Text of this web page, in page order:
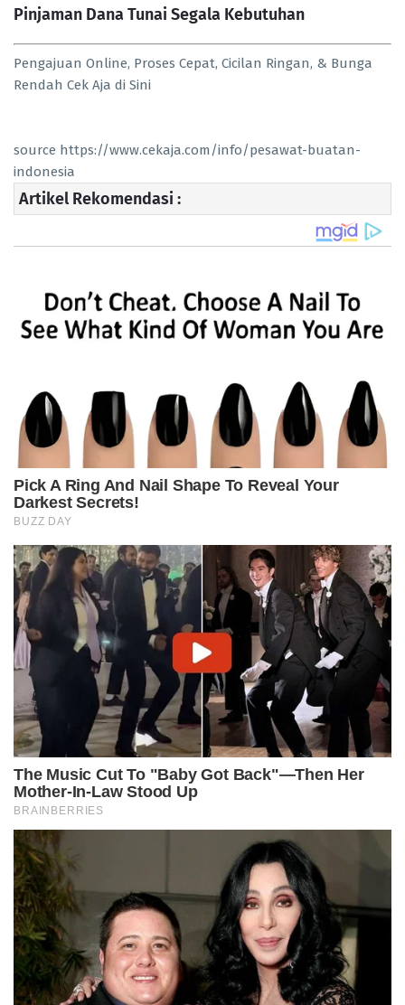
Pinjaman Dana Tunai Segala Kebutuhan
Pengajuan Online, Proses Cepat, Cicilan Ringan, & Bunga
Rendah Cek Aja di Sini
source https://www.cekaja.com/info/pesawat-buatan-
indonesia
Artikel Rekomendasi :